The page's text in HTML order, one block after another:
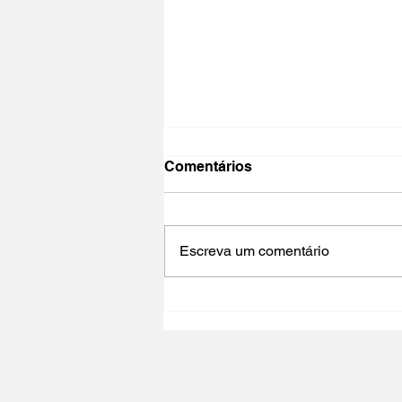
Comentários
Escreva um comentário